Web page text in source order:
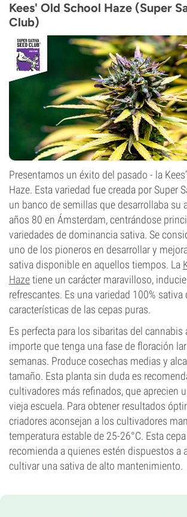
Kees' Old School Haze (Super
Club)
Presentamos un éxito del pasado - la
Haze. Esta variedad fue creada por Super
un banco de semillas que desarrollaba su
años 80 en Ámsterdam, centrándose
variedades de dominancia sativa. Se
uno de los pioneros en desarrollar y
sativa disponible en aquellos tiempos. La
Hazetiene un carácter maravilloso,
refrescantes. Es una variedad 100%
características de las cepas puras.
Es perfecta para los sibaritas del cannabis
importe que tenga una fase de floración
semanas. Produce cosechas medias y
tamaño. Esta planta sin duda es
cultivadores más refinados, que aprecien
vieja escuela. Para obtener resultados
criadores aconsejan a los cultivadores
temperatura estable de 25-26°C. Esta
recomienda a quienes estén dispuestos a
cultivar una sativa de alto mantenimiento.